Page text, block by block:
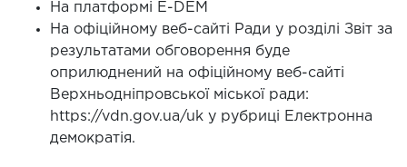
На платформі E-DEM
На офіційному веб-сайті Ради у розділі Звіт за
результатами обговорення буде
оприлюднений на офіційному веб-сайті
Верхньодніпровської міської ради:
https://vdn.gov.ua/uk у рубриці Електронна
демократія.